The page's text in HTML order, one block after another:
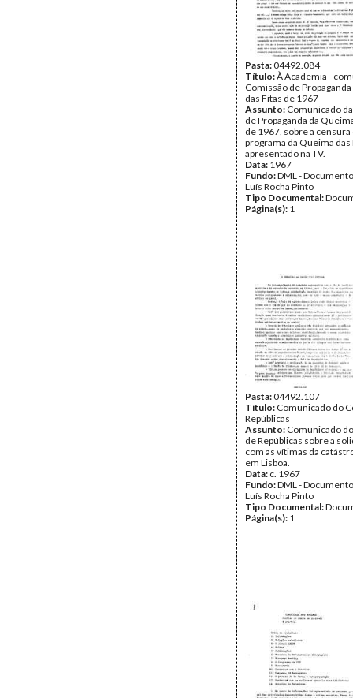
Pasta:04492.084
Título:À Academia -
Comissão de
das Fitas de 1967
Assunto: Comunicado
de Propaganda da
de 1967, sobre a censura
programa da Queima das
apresentado na TV.
Data: 1967
Fundo:DML -
Luís Rocha Pinto
Tipo Documental:
Página(s): 1
Pasta:04492.107
Título: Comunicado do
Repúblicas
Assunto: Comunicado
de Repúblicas sobre a
com as vítimas da
em Lisboa.
Data: c. 1967
Fundo:DML -
Luís Rocha Pinto
Tipo Documental:
Página(s): 1